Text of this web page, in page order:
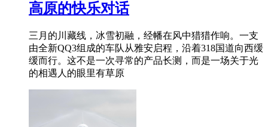
高原的快乐对话
三月的川藏线，冰雪初融，经幡在风中猎猎作响。一支
由全新QQ3组成的车队从雅安启程，沿着318国道向西缓
缓而行。这不是一次寻常的产品长测，而是一场关于光
的相遇人的眼里有草原